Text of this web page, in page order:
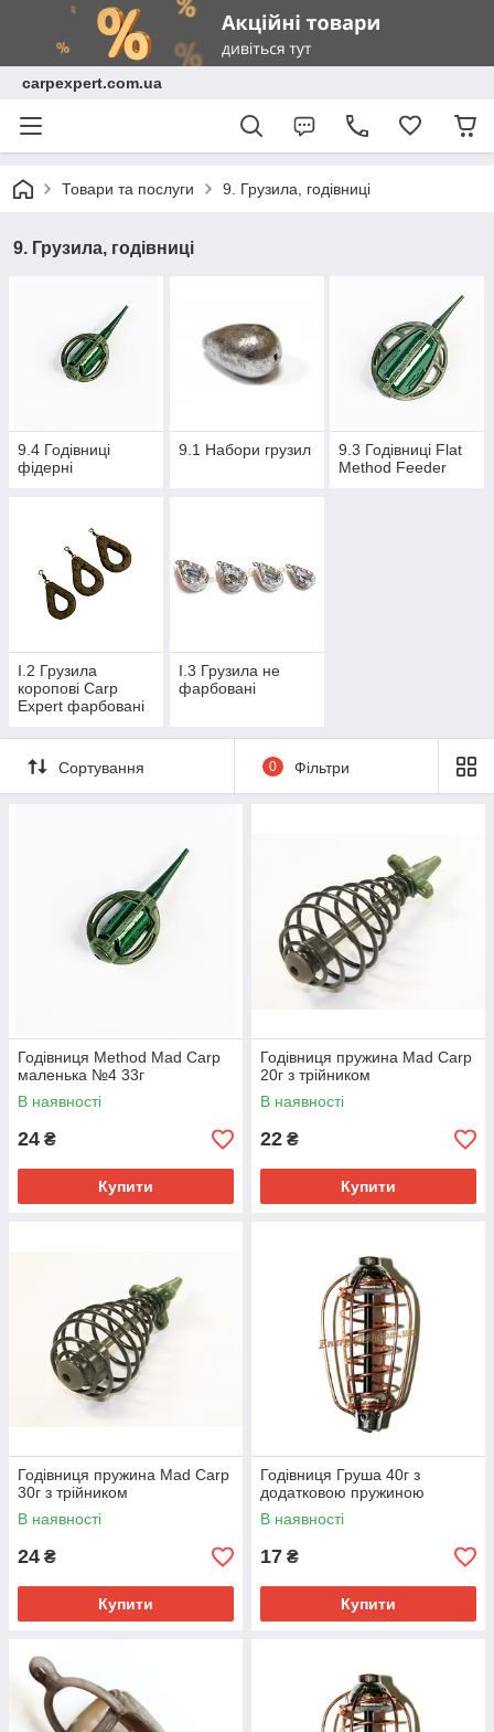
carpexpert.com.ua
Товари та послуги 9. Грузила, годівниці
9. Грузила, годівниці
9.4 Годівниці
фідерні
9.1 Набори грузил
9.3 Годівниці Flat
Method Feeder
I.2 Грузила
коропові Carp
Expert фарбовані
I.3 Грузила не
фарбовані
Сортування 0 Фільтри
Годівниця Method Mad Carp
маленька №4 33г
В наявності
24 ₴
Купити
Годівниця пружина Mad Carp
20г з трійником
В наявності
22 ₴
Купити
Годівниця пружина Mad Carp
30г з трійником
В наявності
24 ₴
Купити
Годівниця Груша 40г з
додатковою пружиною
В наявності
17 ₴
Купити